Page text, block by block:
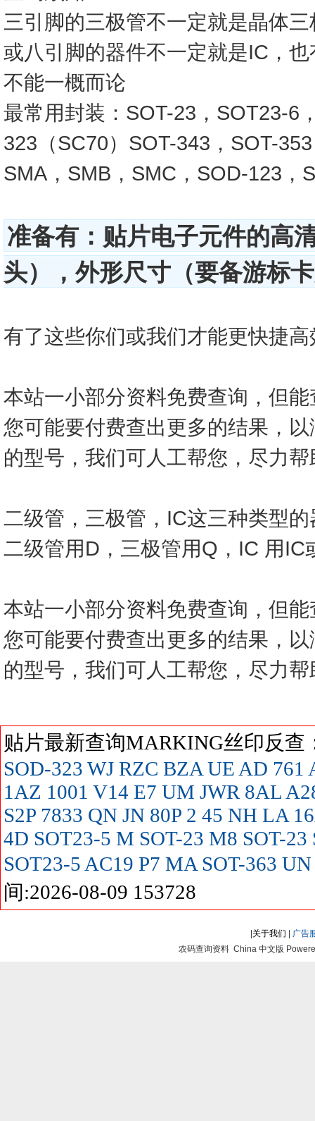
三引脚的三极管不一定就是晶体
或八引脚的器件不一定就是IC，
不能一概而论
最常用封装：SOT-23，SOT23-6
323（SC70）SOT-343，SOT-
SMA，SMB，SMC，SOD-123，
准备有：贴片电子元件的高
头），外形尺寸（要备游标
有了这些你们或我们才能更快捷
本站一小部分资料免费查询，但
您可能要付费查出更多的结果，
的型号，我们可人工帮您，尽力
二级管，三极管，IC这三种类型
二级管用D，三极管用Q，IC 用IC
本站一小部分资料免费查询，但
您可能要付费查出更多的结果，
的型号，我们可人工帮您，尽力
贴片最新查询MARKING丝印反
SOD-323 WJ RZC BZA UE AD 761
1AZ 1001 V14 E7 UM JWR 8AL
S2P 7833 QN JN 80P 2 45 NH LA
4D SOT23-5 M SOT-23 M8 SOT-23
SOT23-5 AC19 P7 MA SOT-363 UN
间:2026-08-09 153728
关于我们
广告
农码查询资料 China 中文版